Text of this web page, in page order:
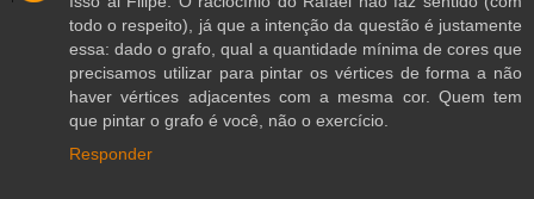
todo o respeito), já que a intenção da questão é justamente
essa: dado o grafo, qual a quantidade mínima de cores que
precisamos utilizar para pintar os vértices de forma a não
haver vértices adjacentes com a mesma cor. Quem tem
que pintar o grafo é você, não o exercício.
Responder